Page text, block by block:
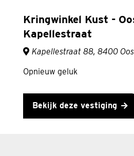
Kringwinkel Kust -
Kapellestraat
Kapellestraat 88, 8400
Opnieuw geluk
Bekijk deze vestiging